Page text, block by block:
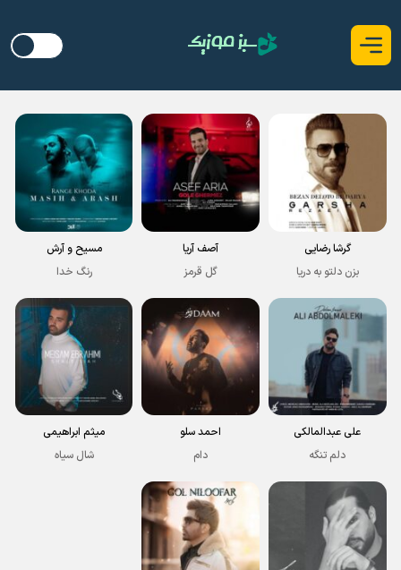
گرشا رضایی
بزن دلتو به دریا
آصف آریا
گل قرمز
مسیح و آرش
رنگ خدا
علی عبدالمالکی
دلم تنگه
احمد سلو
دام
میثم ابراهیمی
شال سیاه